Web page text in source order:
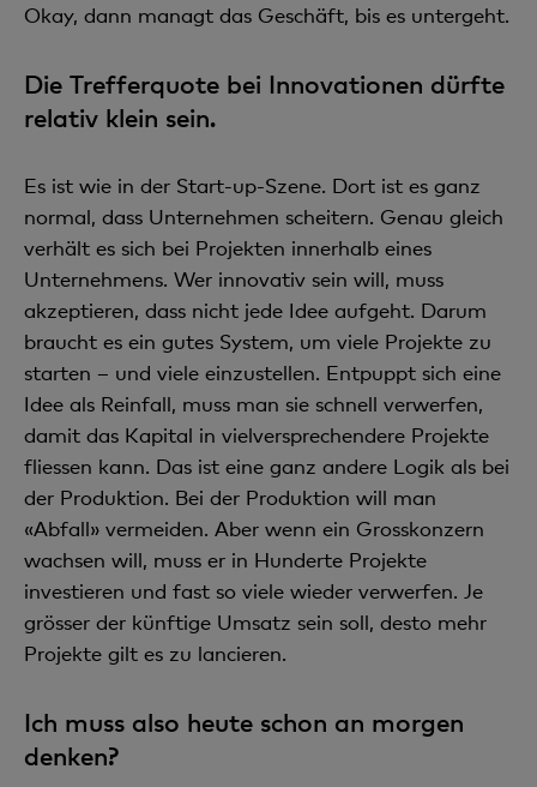
Okay, dann managt das Geschäft, bis es untergeht.
Die Trefferquote bei Innovationen dürfte
relativ klein sein.
Es ist wie in der Start-up-Szene. Dort ist es ganz
normal, dass Unternehmen scheitern. Genau gleich
verhält es sich bei Projekten innerhalb eines
Unternehmens. Wer innovativ sein will, muss
akzeptieren, dass nicht jede Idee aufgeht. Darum
braucht es ein gutes System, um viele Projekte zu
starten – und viele einzustellen. Entpuppt sich eine
Idee als Reinfall, muss man sie schnell verwerfen,
damit das Kapital in vielversprechendere Projekte
fliessen kann. Das ist eine ganz andere Logik als bei
der Produktion. Bei der Produktion will man
«Abfall» vermeiden. Aber wenn ein Grosskonzern
wachsen will, muss er in Hunderte Projekte
investieren und fast so viele wieder verwerfen. Je
grösser der künftige Umsatz sein soll, desto mehr
Projekte gilt es zu lancieren.
Ich muss also heute schon an morgen
denken?